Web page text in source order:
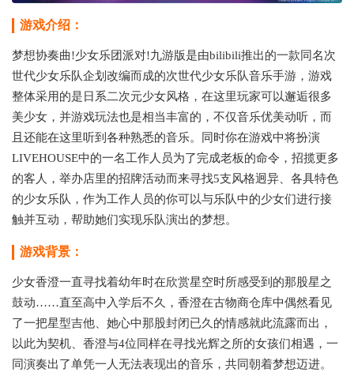
游戏介绍：
梦想协奏曲!少女乐团派对!九游版是由bilibili推出的一款同名次
世代少女乐队企划改编而成的次世代少女乐队音乐手游，游戏
整体采用的是日系二次元少女风格，在这里玩家可以邂逅很多
美少女，并游戏玩法也是相当丰富的，不仅音乐优美动听，而
且还能在这里听到各种熟悉的音乐。同时你在游戏中将扮演
LIVEHOUSE中的一名工作人员为了完成老板的命令，招揽更多
的客人，举办店里的招牌活动而来寻找5支风格迥异、各具特色
的少女乐队，作为工作人员的你可以与乐队中的少女们进行接
触并互动，帮助她们实现乐队演出的梦想。
游戏背景：
少女香澄一直寻找着幼年时在欣赏星空时所感受到的那股星之
鼓动……直至高中入学后不久，香澄在古物商仓库中偶然看见
了一把星型吉他、她心中那股封闭已久的情感就此流露而出，
以此为契机、香澄与4位同样在寻找光辉之所的女孩们相遇，一
同演奏出了单凭一人无法表现出的音乐，共同朝着梦想迈进。